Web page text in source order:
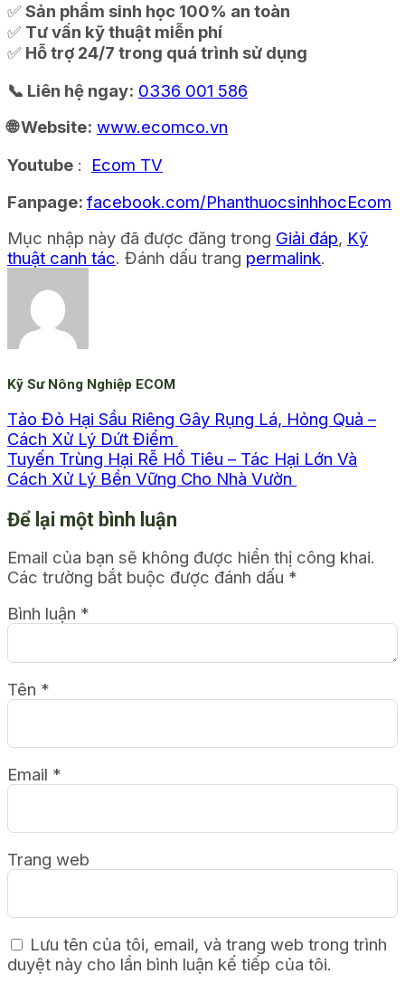
✅ Sản phẩm sinh học 100% an toàn
✅ Tư vấn kỹ thuật miễn phí
✅ Hỗ trợ 24/7 trong quá trình sử dụng
📞 Liên hệ ngay: 0336 001 586
🌐 Website: www.ecomco.vn
Youtube : Ecom TV
Fanpage: facebook.com/PhanthuocsinhhocEcom
Mục nhập này đã được đăng trong Giải đáp, Kỹ
thuật canh tác. Đánh dấu trang permalink.
Kỹ Sư Nông Nghiệp ECOM
Tảo Đỏ Hại Sầu Riêng Gây Rụng Lá, Hỏng Quả –
Cách Xử Lý Dứt Điểm
Tuyến Trùng Hại Rễ Hồ Tiêu – Tác Hại Lớn Và
Cách Xử Lý Bền Vững Cho Nhà Vườn
Để lại một bình luận
Email của bạn sẽ không được hiển thị công khai.
Các trường bắt buộc được đánh dấu *
Bình luận *
Tên *
Email *
Trang web
Lưu tên của tôi, email, và trang web trong trình
duyệt này cho lần bình luận kế tiếp của tôi.